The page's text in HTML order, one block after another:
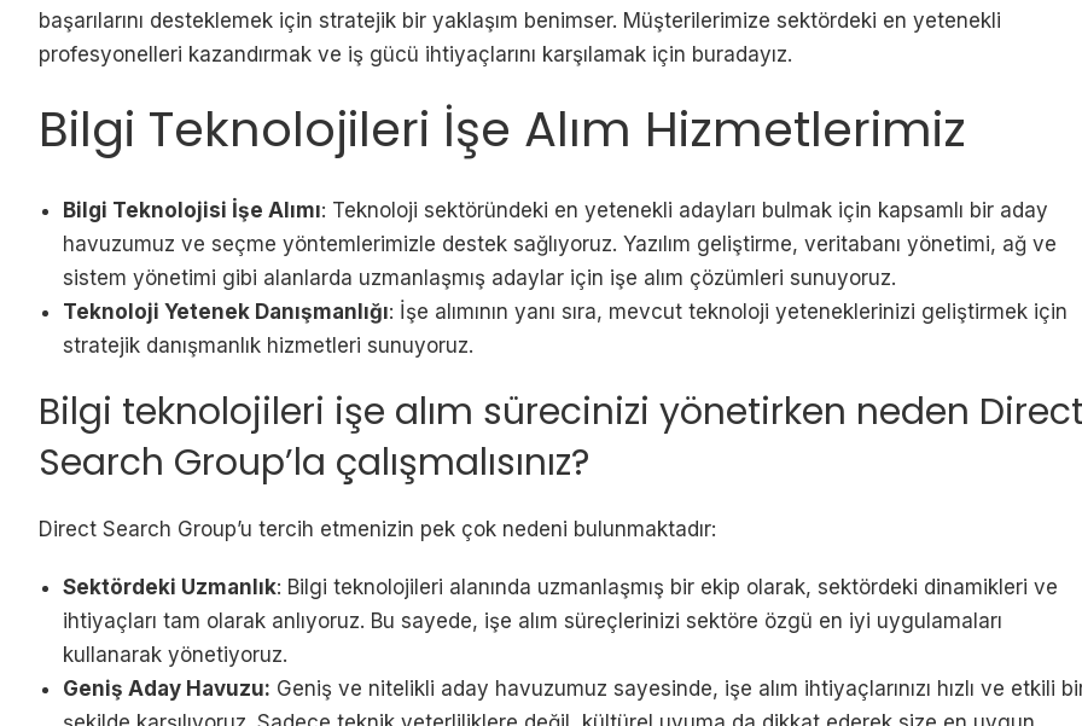
başarılarını desteklemek için stratejik bir yaklaşım benimser. Müşterilerimize sektördeki en yetenekli
profesyonelleri kazandırmak ve iş gücü ihtiyaçlarını karşılamak için buradayız.
Bilgi Teknolojileri İşe Alım Hizmetlerimiz
Bilgi Teknolojisi İşe Alımı: Teknoloji sektöründeki en yetenekli adayları bulmak için kapsamlı bir aday
havuzumuz ve seçme yöntemlerimizle destek sağlıyoruz. Yazılım geliştirme, veritabanı yönetimi, ağ ve
sistem yönetimi gibi alanlarda uzmanlaşmış adaylar için işe alım çözümleri sunuyoruz.
Teknoloji Yetenek Danışmanlığı: İşe alımının yanı sıra, mevcut teknoloji yeteneklerinizi geliştirmek için
stratejik danışmanlık hizmetleri sunuyoruz.
Bilgi teknolojileri işe alım sürecinizi yönetirken neden Direct
Search Group’la çalışmalısınız?
Direct Search Group’u tercih etmenizin pek çok nedeni bulunmaktadır:
Sektördeki Uzmanlık: Bilgi teknolojileri alanında uzmanlaşmış bir ekip olarak, sektördeki dinamikleri ve
ihtiyaçları tam olarak anlıyoruz. Bu sayede, işe alım süreçlerinizi sektöre özgü en iyi uygulamaları
kullanarak yönetiyoruz.
Geniş Aday Havuzu: Geniş ve nitelikli aday havuzumuz sayesinde, işe alım ihtiyaçlarınızı hızlı ve etkili